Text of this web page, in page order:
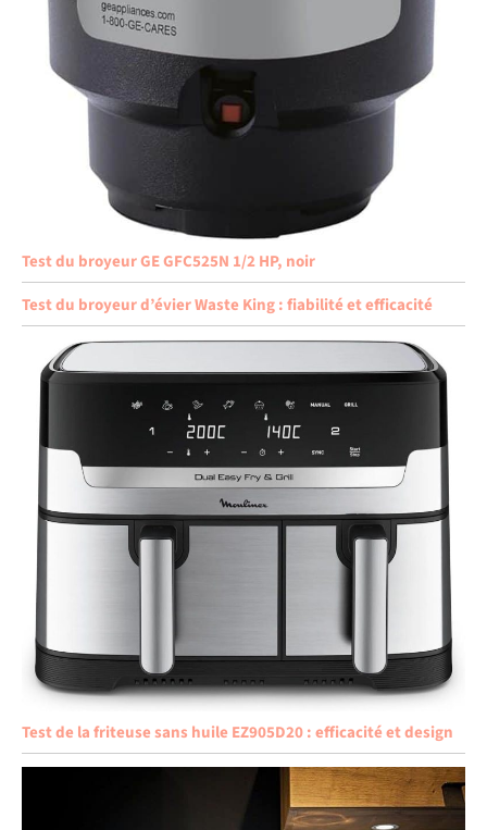
Test du broyeur GE GFC525N 1/2 HP, noir
Test du broyeur d’évier Waste King : fiabilité et efficacité
Test de la friteuse sans huile EZ905D20 : efficacité et design